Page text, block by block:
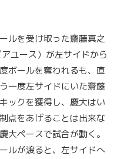
ルを受け取った齋藤真之
ユース）が左サイドから
ボールを奪われるも、直
一度左サイドにいた齋藤
ックを獲得し、慶大はい
点をあげることは出来な
大ペースで試合が動く。
ルが渡ると、左サイドへ